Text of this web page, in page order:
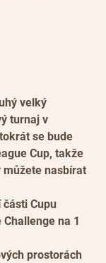
velký
turnaj v
se bude
Cup, takže
můžete nasbírat
Cupu
na 1
prostorách